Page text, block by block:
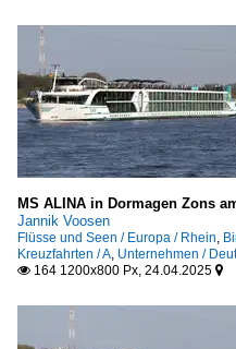
MS ALINA in Dormagen Zons
Jannik Voosen
Flüsse und Seen / Europa / Rhein,
Kreuzfahrten / A, Unternehmen /
 164 1200x800 Px, 24.04.2025 